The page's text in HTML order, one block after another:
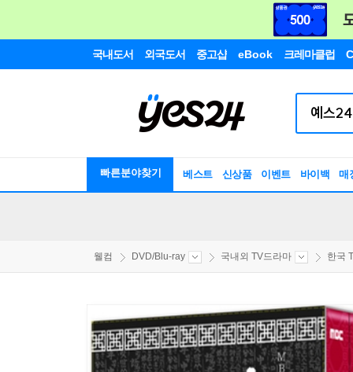
국내도서 외국도서 중고샵 eBook 크레마클럽
빠른분야찾기 베스트 신상품 이벤트 바이백 매
웰컴 DVD/Blu-ray 국내외 TV드라마 한국